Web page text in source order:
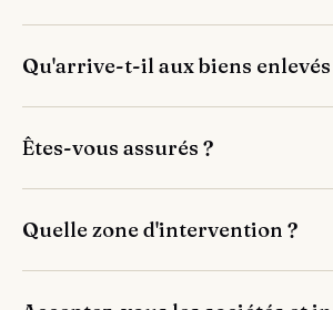
Qu'arrive-t-il aux biens enlevés
Êtes-vous assurés ?
Quelle zone d'intervention ?